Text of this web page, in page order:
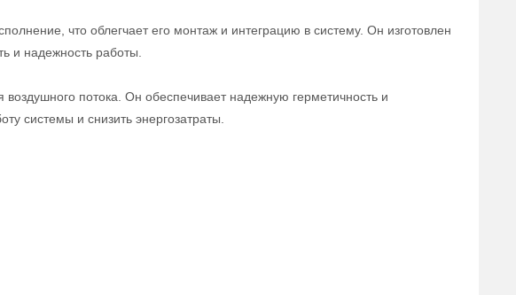
что облегчает его монтаж и интеграцию в систему. Он изготовлен
и надежность работы.
потока. Он обеспечивает надежную герметичность и
системы и снизить энергозатраты.